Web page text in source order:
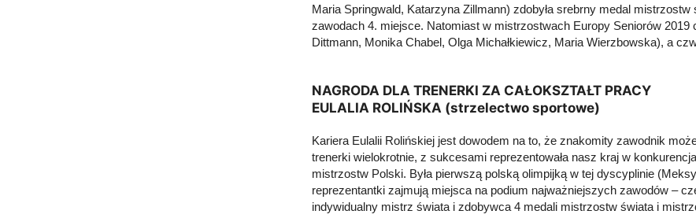
Maria Springwald, Katarzyna Zillmann) zdobyła srebrny medal
zawodach 4. miejsce. Natomiast w mistrzostwach Europy Seniorów
Dittmann, Monika Chabel, Olga Michałkiewicz, Maria Wierzbowska), a
NAGRODA DLA TRENERKI ZA CAŁOKSZTAŁT PRACY
EULALIA ROLIŃSKA (strzelectwo sportowe)
Kariera Eulalii Rolińskiej jest dowodem na to, że znakomity zawodnik
trenerki wielokrotnie, z sukcesami reprezentowała nasz kraj w
mistrzostw Polski. Była pierwszą polską olimpijką w tej dyscyplinie
reprezentantki zajmują miejsca na podium najważniejszych zawodów –
indywidualny mistrz świata i zdobywca 4 medali mistrzostw świata i